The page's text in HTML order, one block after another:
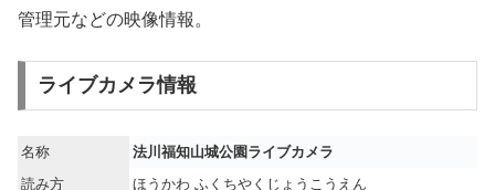
管理元などの映像情報。
ライブカメラ情報
名称
法川福知山城公園ライブカメラ
読み方
ほうかわ ふくちやくじょうこうえん